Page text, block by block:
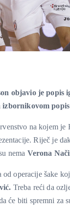
objavio je popis
popis
na kojem je
Riječ je
nema Verona
od operacije šake
Treba reći da
će biti spremni za